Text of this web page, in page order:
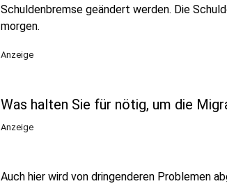
Schuldenbremse geändert werden. Die
morgen.
Anzeige
Was halten Sie für nötig, um die
Anzeige
Auch hier wird von dringenderen Problemen